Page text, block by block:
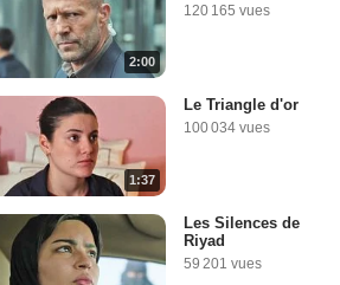
2:00
120 165 vues
1:37
Le Triangle d'or
100 034 vues
Les Silences de
Riyad
59 201 vues